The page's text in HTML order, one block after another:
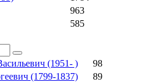
963
585
(1951- )
98
(1799-1837)
89